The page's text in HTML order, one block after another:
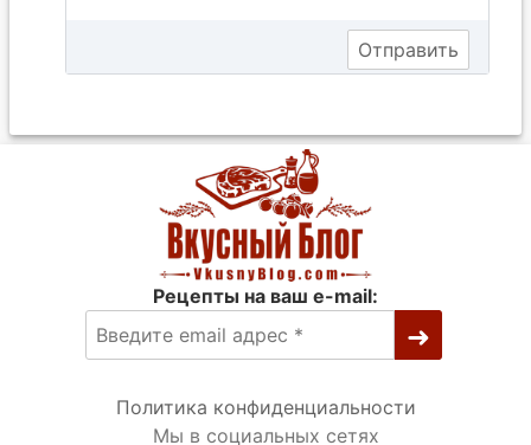
Рецепты на ваш e-mail:
Политика конфиденциальности
Мы в социальных сетях